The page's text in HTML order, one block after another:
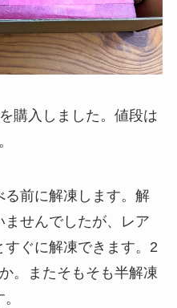
購入しました。値段は
前に解凍します。解
せんでしたが、レア
ぐに解凍できます。2
。またそもそも半解凍